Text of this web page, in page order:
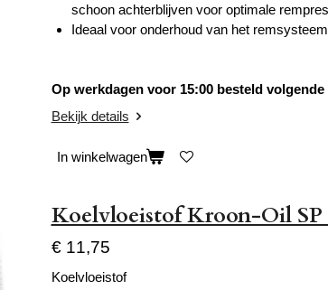
schoon achterblijven voor optimale
Ideaal voor onderhoud van het
Op werkdagen voor 15:00 besteld
Bekijk details
In winkelwagen
Koelvloeistof Kroon-Oil SP
€ 11,75
Koelvloeistof